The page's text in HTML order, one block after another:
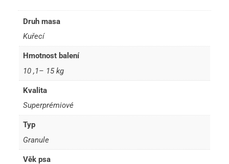
Druh masa
Kuřecí
Hmotnost balení
10 ,1– 15 kg
Kvalita
Superprémiové
Typ
Granule
Věk psa